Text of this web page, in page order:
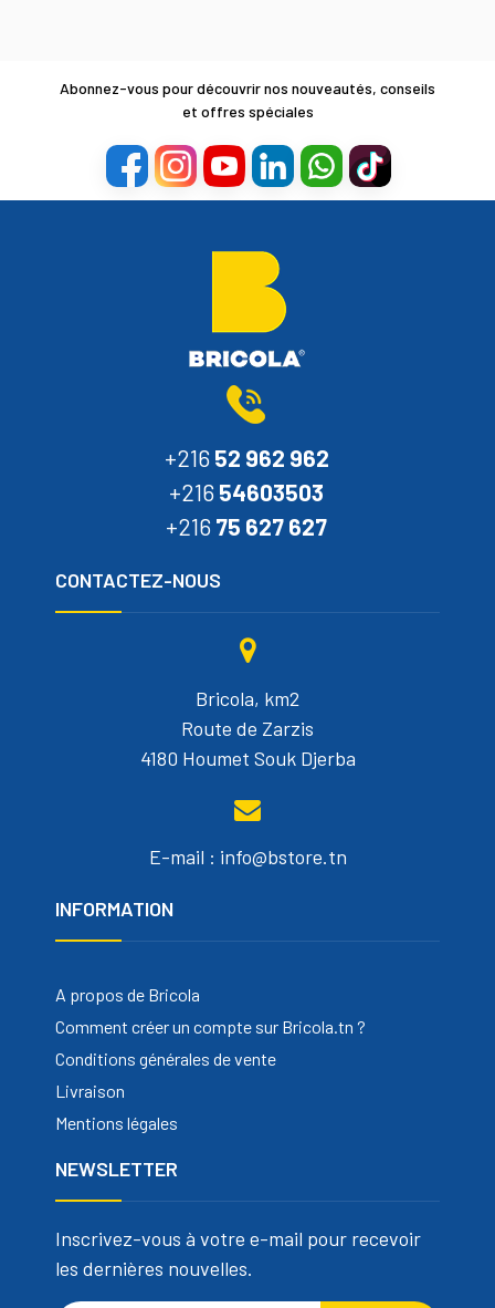
Abonnez-vous pour découvrir nos nouveautés, conseils
et offres spéciales
+216 52 962 962
+216 54603503
+216 75 627 627
CONTACTEZ-NOUS
Bricola, km2
Route de Zarzis
4180 Houmet Souk Djerba
E-mail : info@bstore.tn
INFORMATION
A propos de Bricola
Comment créer un compte sur Bricola.tn ?
Conditions générales de vente
Livraison
Mentions légales
NEWSLETTER
Inscrivez-vous à votre e-mail pour recevoir
les dernières nouvelles.